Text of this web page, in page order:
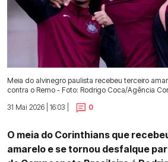
Meia do alvinegro paulista recebeu terceiro
contra o Remo - Foto: Rodrigo Coca/Agência
31 Mai 2026 | 16:03 |
0
O meia do Corinthians que
amarelo e se tornou desfalque